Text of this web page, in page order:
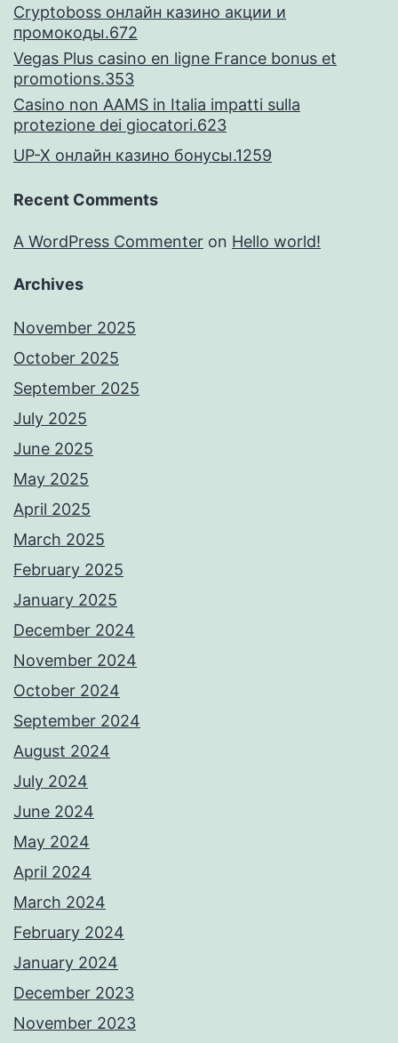
Cryptoboss онлайн казино акции и
промокоды.672
Vegas Plus casino en ligne France bonus et
promotions.353
Casino non AAMS in Italia impatti sulla
protezione dei giocatori.623
UP-X онлайн казино бонусы.1259
Recent Comments
A WordPress Commenter on Hello world!
Archives
November 2025
October 2025
September 2025
July 2025
June 2025
May 2025
April 2025
March 2025
February 2025
January 2025
December 2024
November 2024
October 2024
September 2024
August 2024
July 2024
June 2024
May 2024
April 2024
March 2024
February 2024
January 2024
December 2023
November 2023